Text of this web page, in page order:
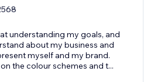
understanding my goals, and
about my business and
myself and my brand.
the colour schemes and t...